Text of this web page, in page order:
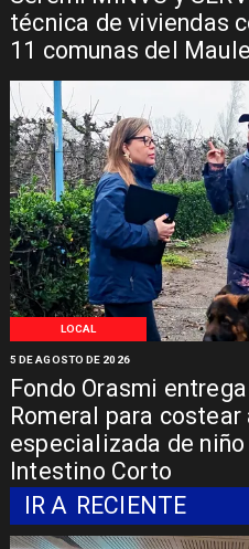
técnica de viviendas
11 comunas del Maule
LOCAL
Fondo Orasmi
Romeral para
especializada de
Intestino Corto
5 DE AGOSTO DE 2026
IR A RECIENTE